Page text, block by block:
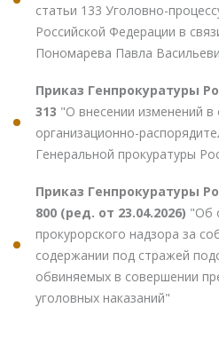
статьи 133 Уголовно-
Российской Федерации в
Пономарева Павла
Приказ Генпрокуратуры
313 "О внесении изменений в
организационно-
Генеральной прокуратуры
Приказ Генпрокуратуры
800 (ред. от 23.04.2026) "Об
прокурорского надзора за
содержании под стражей
обвиняемых в совершении
уголовных наказаний"